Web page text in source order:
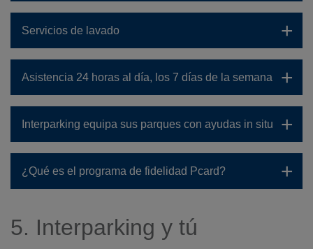
Servicios de lavado
Asistencia 24 horas al día, los 7 días de la semana
Interparking equipa sus parques con ayudas in situ
¿Qué es el programa de fidelidad Pcard?
5. Interparking y tú